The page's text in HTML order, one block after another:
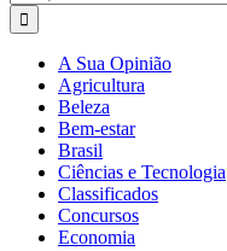
resultados
para:
A Sua Opinião
Agricultura
Beleza
Bem-estar
Brasil
Ciências e Tecnologia
Classificados
Concursos
Economia